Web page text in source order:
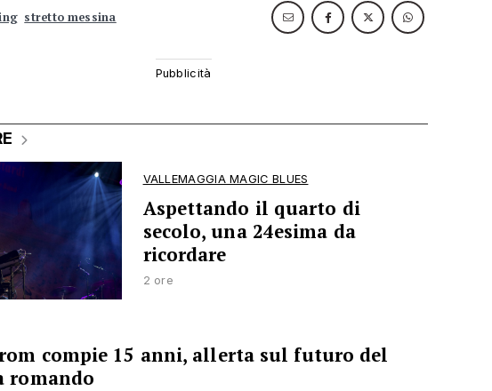
stretto messina
VALLEMAGGIA MAGIC BLUES
Aspettando il quarto di
secolo, una 24esima da
ricordare
2 ore
compie 15 anni, allerta sul futuro del
romando